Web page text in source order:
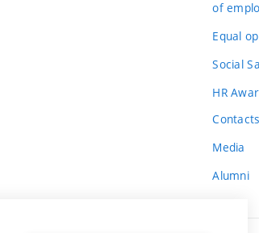
of
Equal
Social
HR
Contacts
Media
Alumni